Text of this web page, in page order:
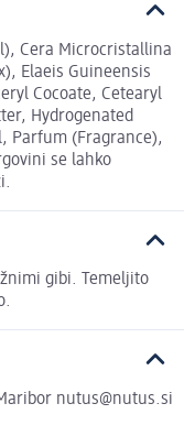
Cera Microcristallina
Elaeis Guineensis
Cocoate, Cetearyl
Hydrogenated
Parfum (Fragrance),
se lahko
gibi. Temeljito
nutus@nutus.si